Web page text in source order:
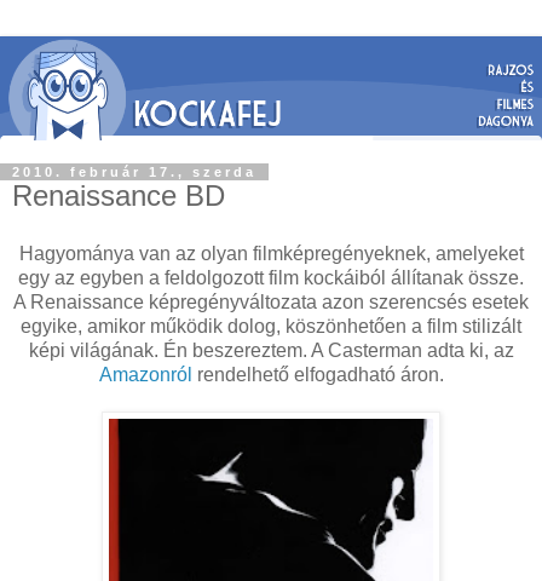
2010. február 17., szerda
Renaissance BD
Hagyománya van az olyan filmképregényeknek, amelyeket
egy az egyben a feldolgozott film kockáiból állítanak össze.
A Renaissance képregényváltozata azon szerencsés esetek
egyike, amikor működik dolog, köszönhetően a film stilizált
képi világának. Én beszereztem. A Casterman adta ki, az
Amazonról rendelhető elfogadható áron.